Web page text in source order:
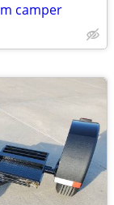
camper